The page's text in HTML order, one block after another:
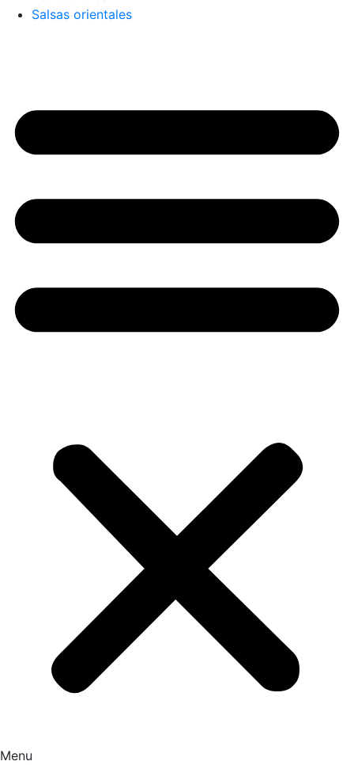
Salsas orientales
Menu